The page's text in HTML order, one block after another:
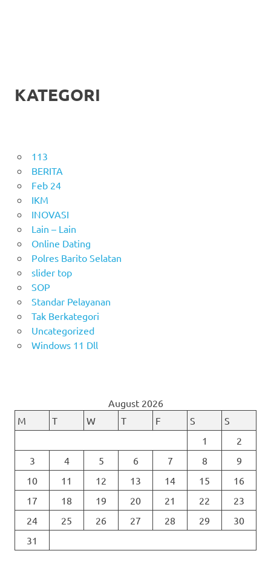
KATEGORI
113
BERITA
Feb 24
IKM
INOVASI
Lain – Lain
Online Dating
Polres Barito Selatan
slider top
SOP
Standar Pelayanan
Tak Berkategori
Uncategorized
Windows 11 Dll
August 2026
M
T W T F S
S
1
2
3
4 5 6 7 8
9
10
11 12 13 14 15
16
17
18 19 20 21 22
23
24
25 26 27 28 29
30
31